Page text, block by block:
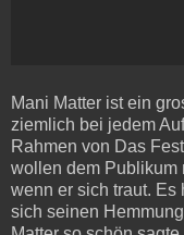
Mani Matter ist ein
ziemlich bei jedem
Rahmen von Das
wollen dem Publikum
wenn er sich traut. Es
sich seinen